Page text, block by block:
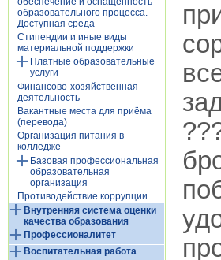
образовательного процесса.
Доступная среда
Стипендии и иные виды
материальной поддержки
Платные образовательные
услуги
Финансово-хозяйственная
деятельность
Вакантные места для приёма
(перевода)
Организация питания в
колледже
Базовая профессиональная
образовательная
организация
Противодействие коррупции
Внутренняя система оценки
качества образования
Профессионалитет
Воспитательная работа